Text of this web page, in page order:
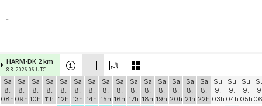
-
HARM-DK 2 km
8.8. 2026 06 UTC
Sa
8.
08h
Sa
8.
09h
Sa
8.
10h
Sa
8.
11h
Sa
8.
12h
Sa
8.
13h
Sa
8.
14h
Sa
8.
15h
Sa
8.
16h
Sa
8.
17h
Sa
8.
18h
Sa
8.
19h
Sa
8.
20h
Sa
8.
21h
Sa
8.
22h
Su
9.
03h
Su
9.
04h
Su
9.
05h